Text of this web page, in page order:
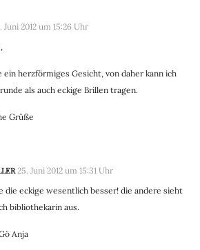
Juni 2012 um 15:26 Uhr
ein herzförmiges Gesicht, von daher kann ich
als auch eckige Brillen tragen.
Grüße
25. Juni 2012 um 15:31 Uhr
die eckige wesentlich besser! die andere sieht
bibliothekarin aus.
Anja